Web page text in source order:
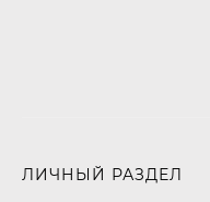
ЛИЧНЫЙ РАЗДЕЛ